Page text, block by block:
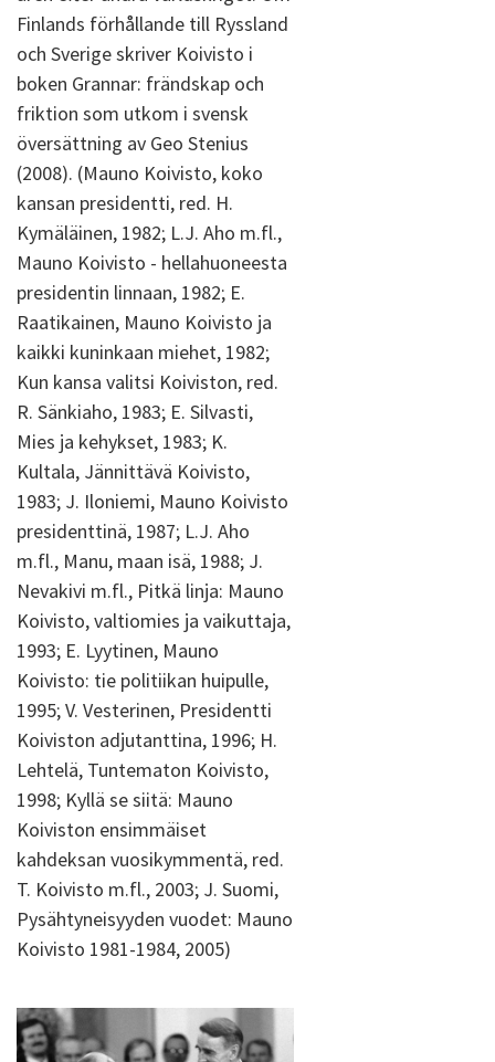
Finlands förhållande till Ryssland
och Sverige skriver Koivisto i
boken Grannar: frändskap och
friktion som utkom i svensk
översättning av Geo Stenius
(2008). (Mauno Koivisto, koko
kansan presidentti, red. H.
Kymäläinen, 1982; L.J. Aho m.fl.,
Mauno Koivisto - hellahuoneesta
presidentin linnaan, 1982; E.
Raatikainen, Mauno Koivisto ja
kaikki kuninkaan miehet, 1982;
Kun kansa valitsi Koiviston, red.
R. Sänkiaho, 1983; E. Silvasti,
Mies ja kehykset, 1983; K.
Kultala, Jännittävä Koivisto,
1983; J. Iloniemi, Mauno Koivisto
presidenttinä, 1987; L.J. Aho
m.fl., Manu, maan isä, 1988; J.
Nevakivi m.fl., Pitkä linja: Mauno
Koivisto, valtiomies ja vaikuttaja,
1993; E. Lyytinen, Mauno
Koivisto: tie politiikan huipulle,
1995; V. Vesterinen, Presidentti
Koiviston adjutanttina, 1996; H.
Lehtelä, Tuntematon Koivisto,
1998; Kyllä se siitä: Mauno
Koiviston ensimmäiset
kahdeksan vuosikymmentä, red.
T. Koivisto m.fl., 2003; J. Suomi,
Pysähtyneisyyden vuodet: Mauno
Koivisto 1981-1984, 2005)